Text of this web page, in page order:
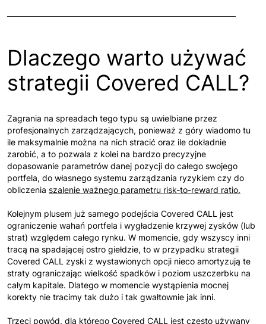
Dlaczego warto używać
strategii Covered CALL?
Zagrania na spreadach tego typu są uwielbiane przez
profesjonalnych zarządzających, ponieważ z góry wiadomo tu
ile maksymalnie można na nich stracić oraz ile dokładnie
zarobić, a to pozwala z kolei na bardzo precyzyjne
dopasowanie parametrów danej pozycji do całego swojego
portfela, do własnego systemu zarządzania ryzykiem czy do
obliczenia szalenie ważnego parametru risk-to-reward ratio.
Kolejnym plusem już samego podejścia Covered CALL jest
ograniczenie wahań portfela i wygładzenie krzywej zysków (lub
strat) względem całego rynku. W momencie, gdy wszyscy inni
tracą na spadającej ostro giełdzie, to w przypadku strategii
Covered CALL zyski z wystawionych opcji nieco amortyzują te
straty ograniczając wielkość spadków i poziom uszczerbku na
całym kapitale. Dlatego w momencie wystąpienia mocnej
korekty nie tracimy tak dużo i tak gwałtownie jak inni.
Trzeci powód, dla którego Covered CALL jest często używany